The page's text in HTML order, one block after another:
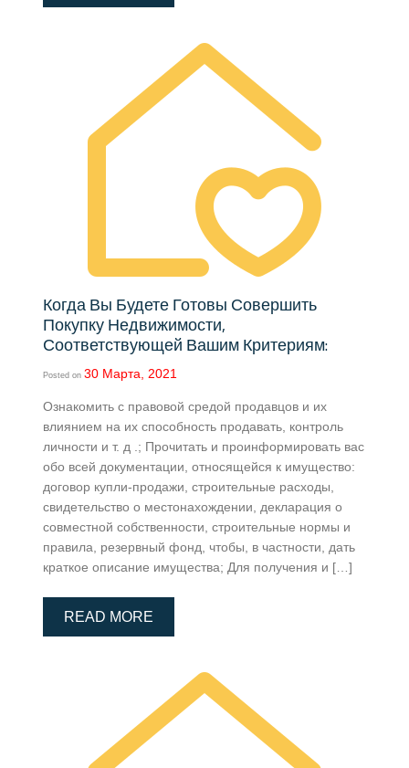
Когда Вы Будете Готовы Совершить
Покупку Недвижимости,
Соответствующей Вашим Критериям:
Posted on 30 Марта, 2021
Ознакомить с правовой средой продавцов и их
влиянием на их способность продавать, контроль
личности и т. д .; Прочитать и проинформировать вас
обо всей документации, относящейся к имущество:
договор купли-продажи, строительные расходы,
свидетельство о местонахождении, декларация о
совместной собственности, строительные нормы и
правила, резервный фонд, чтобы, в частности, дать
краткое описание имущества; Для получения и […]
READ MORE